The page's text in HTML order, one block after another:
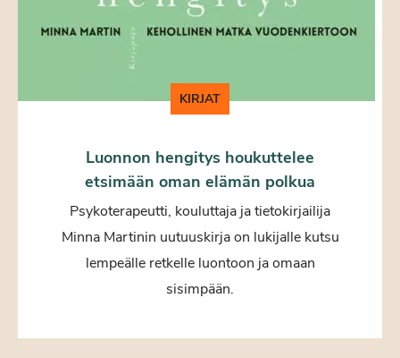
KIRJAT
Luonnon hengitys houkuttelee
etsimään oman elämän polkua
Psykoterapeutti, kouluttaja ja tietokirjailija
Minna Martinin uutuuskirja on lukijalle kutsu
lempeälle retkelle luontoon ja omaan
sisimpään.